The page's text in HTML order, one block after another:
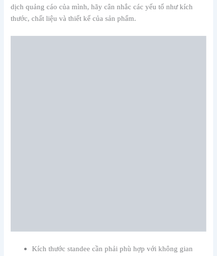
dịch quảng cáo của mình, hãy cân nhắc các yếu tố như kích
thước, chất liệu và thiết kế của sản phẩm.
Kích thước standee cần phải phù hợp với không gian